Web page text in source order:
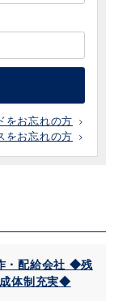
をお忘れの方
をお忘れの方
・配給会社 ◆残
体制充実◆